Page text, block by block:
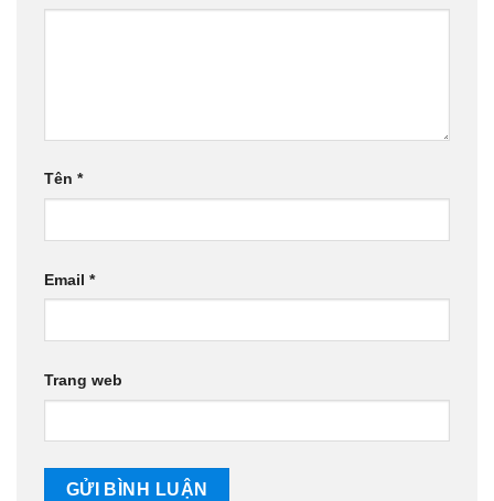
Tên *
Email *
Trang web